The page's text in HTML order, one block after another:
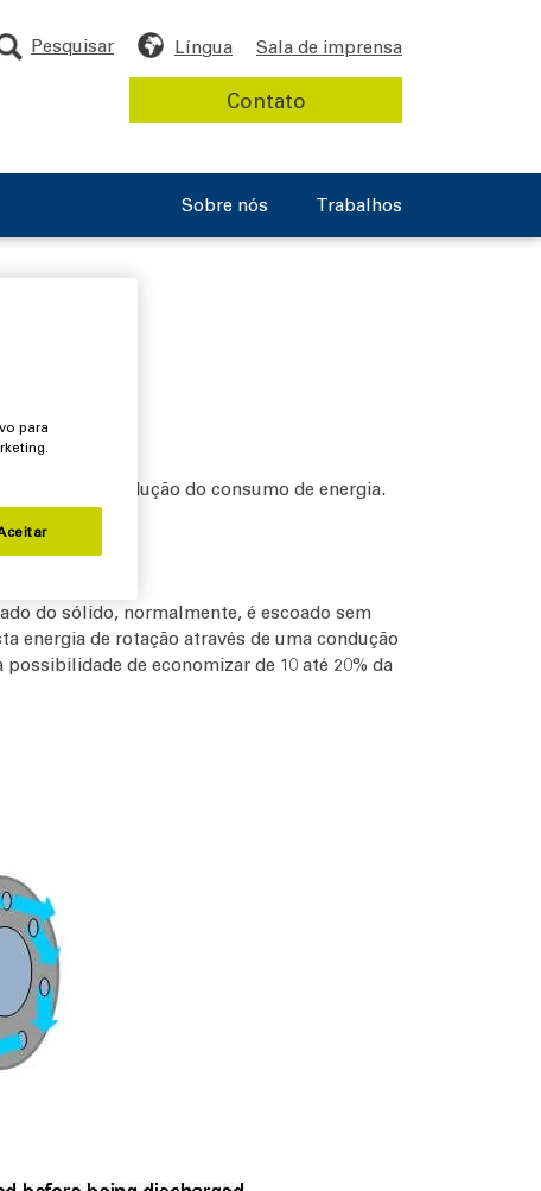
Trabalhos
Sobre nós
Língua Sala de imprensa
Pesquisar
Contato
de uma redução do consumo de energia.
do sólido, normalmente, é escoado sem
energia de rotação através de uma condução
de economizar de 10 até 20% da
para